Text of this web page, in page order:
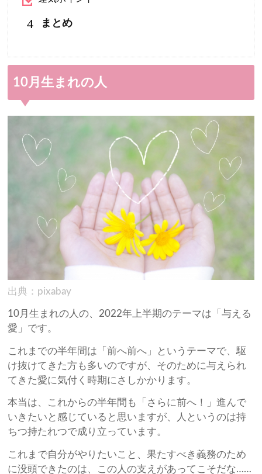
4 まとめ
10月生まれの人
出典：pixabay
10月生まれの人の、2022年上半期のテーマは「与える
愛」です。
これまでの半年間は「前へ前へ」というテーマで、駆
け抜けてきた方も多いのですが、そのために与えられ
てきた愛に気付く時期にさしかかります。
本当は、これからの半年間も「さらに前へ！」進んで
いきたいと感じていると思いますが、人というのは持
ちつ持たれつで成り立っています。
これまで自分がやりたいこと、果たすべき義務のため
に没頭できたのは、この人の支えがあってこそだな……